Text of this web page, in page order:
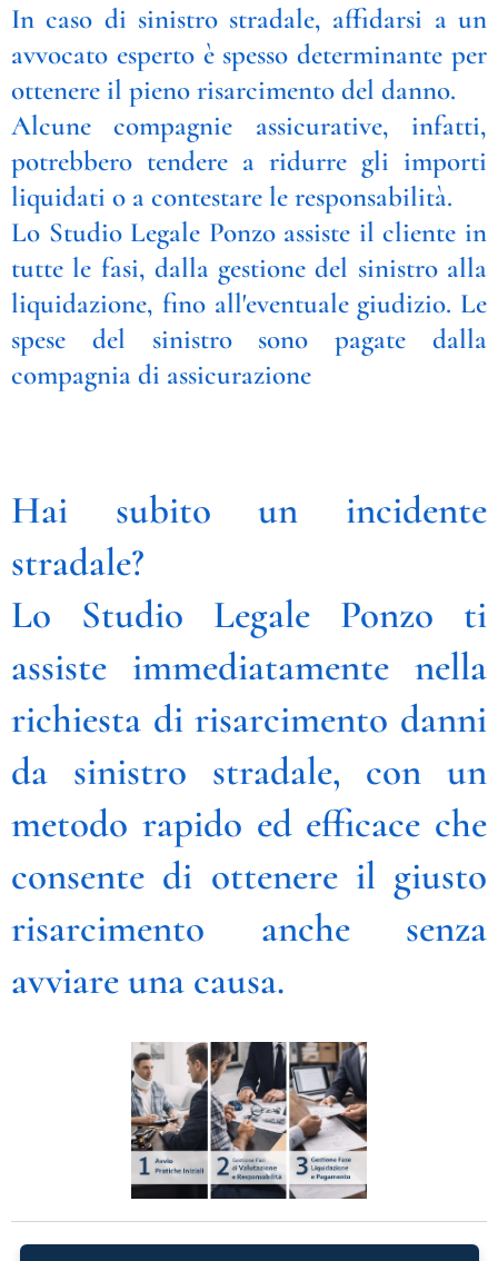
In caso di sinistro stradale, affidarsi a un
avvocato esperto è spesso determinante per
ottenere il pieno risarcimento del danno.
Alcune compagnie assicurative, infatti,
potrebbero tendere a ridurre gli importi
liquidati o a contestare le responsabilità.
Lo Studio Legale Ponzo assiste il cliente in
tutte le fasi, dalla gestione del sinistro alla
liquidazione, fino all'eventuale giudizio. Le
spese del sinistro sono pagate dalla
compagnia di assicurazione
Hai subito un incidente
stradale?
Lo Studio Legale Ponzo ti
assiste immediatamente nella
richiesta di risarcimento danni
da sinistro stradale, con un
metodo rapido ed efficace che
consente di ottenere il giusto
risarcimento anche senza
avviare una causa.